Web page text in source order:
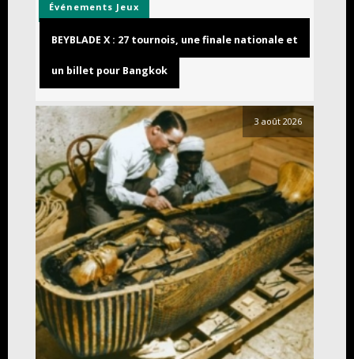
Événements Jeux
BEYBLADE X : 27 tournois, une finale nationale et
un billet pour Bangkok
3 août 2026